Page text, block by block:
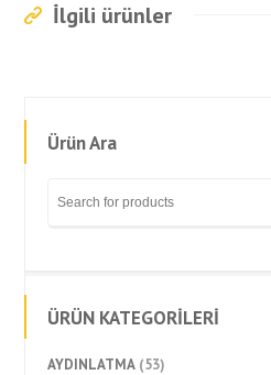
İlgili ürünler
Ürün Ara
ÜRÜN KATEGORİLERİ
AYDINLATMA (53)